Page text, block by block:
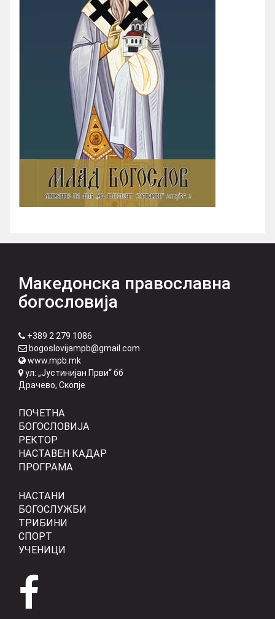
Македонска православна
богословија
+389 2 279 1086
bogoslovijampb@gmail.com
www.mpb.mk
ул: „Јустинијан Први“ бб
Драчево, Скопје
ПОЧЕТНА
БОГОСЛОВИЈА
РЕКТОР
НАСТАВЕН КАДАР
ПРОГРАМА
НАСТАНИ
БОГОСЛУЖБИ
ТРИБИНИ
СПОРТ
УЧЕНИЦИ